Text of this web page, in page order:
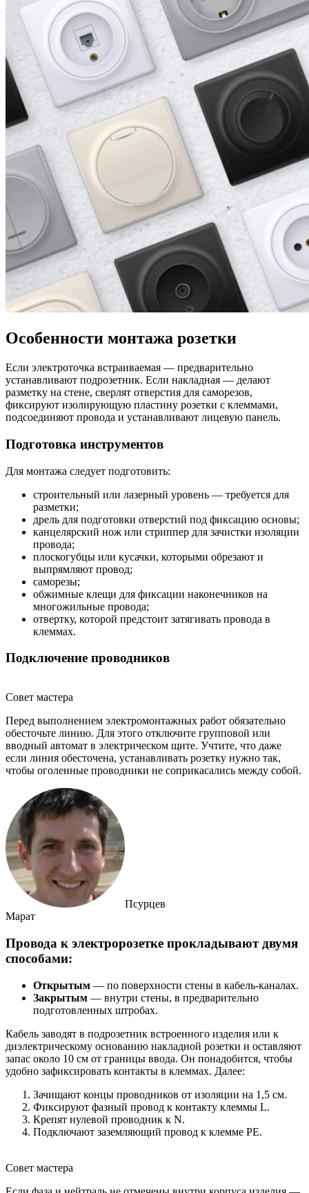
Особенности монтажа розетки
Если электроточка встраиваемая ― предварительно
устанавливают подрозетник. Если накладная ― делают
разметку на стене, сверлят отверстия для саморезов,
фиксируют изолирующую пластину розетки с клеммами,
подсоединяют провода и устанавливают лицевую панель.
Подготовка инструментов
Для монтажа следует подготовить:
строительный или лазерный уровень ― требуется для
разметки;
дрель для подготовки отверстий под фиксацию основы;
канцелярский нож или стриппер для зачистки изоляции
провода;
плоскогубцы или кусачки, которыми обрезают и
выпрямляют провод;
саморезы;
обжимные клещи для фиксации наконечников на
многожильные провода;
отвертку, которой предстоит затягивать провода в
клеммах.
Подключение проводников
Совет мастера
Перед выполнением электромонтажных работ обязательно
обесточьте линию. Для этого отключите групповой или
вводный автомат в электрическом щите. Учтите, что даже
если линия обесточена, устанавливать розетку нужно так,
чтобы оголенные проводники не соприкасались между собой.
Псурцев
Марат
Провода к электророзетке прокладывают двумя
способами:
Открытым ― по поверхности стены в кабель-каналах.
Закрытым ― внутри стены, в предварительно
подготовленных штробах.
Кабель заводят в подрозетник встроенного изделия или к
диэлектрическому основанию накладной розетки и оставляют
запас около 10 см от границы ввода. Он понадобится, чтобы
удобно зафиксировать контакты в клеммах. Далее:
Зачищают концы проводников от изоляции на 1,5 см.
Фиксируют фазный провод к контакту клеммы L.
Крепят нулевой проводник к N.
Подключают заземляющий провод к клемме РЕ.
Совет мастера